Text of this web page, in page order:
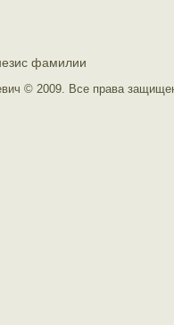
фамилии
© 2009. Все права